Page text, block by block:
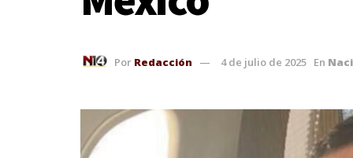
Por Redacción 4 de julio de 2025 En